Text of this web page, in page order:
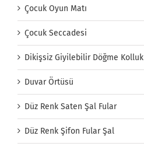
Çocuk Oyun Matı
Çocuk Seccadesi
Dikişsiz Giyilebilir Döğme Kolluk
Duvar Örtüsü
Düz Renk Saten Şal Fular
Düz Renk Şifon Fular Şal